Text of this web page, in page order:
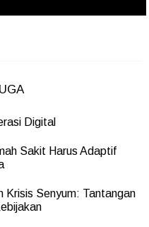
Digital
Sakit Harus Adaptif
Krisis Senyum: Tantangan